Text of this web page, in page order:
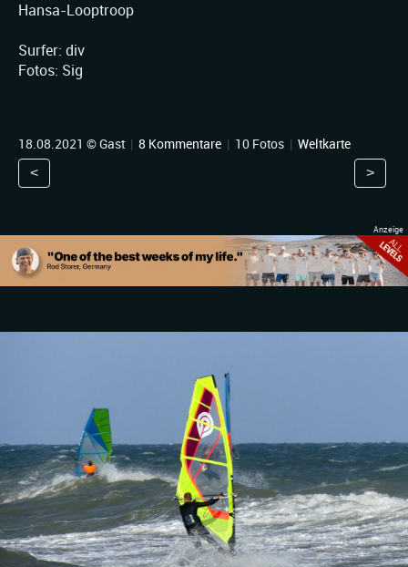
Hansa-Looptroop
Surfer: div
Fotos: Sig
18.08.2021 © Gast | 8 Kommentare | 10 Fotos | Weltkarte
< >